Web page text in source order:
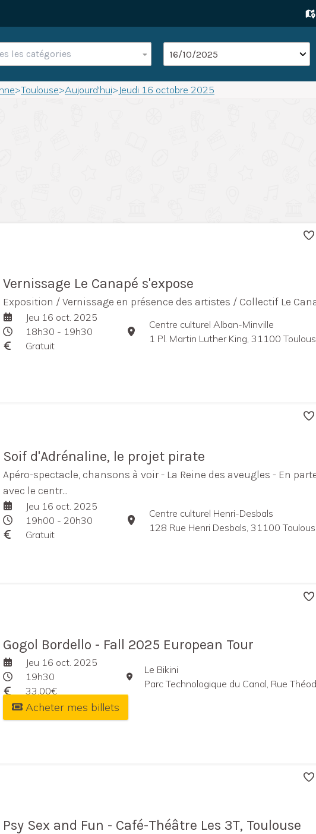
les catégories
>Toulouse>Aujourd'hui> Jeudi 16 octobre 2025
Vernissage Le Canapé s'expose
Exposition / Vernissage en présence des artistes / Collectif Le
Jeu 16 oct. 2025
18h30 - 19h30
Gratuit
Centre culturel Alban-Minville
1 Pl. Martin Luther King, 31100
Soif d'Adrénaline, le projet pirate
Apéro-spectacle, chansons à voir - La Reine des aveugles - En
avec le centr...
Jeu 16 oct. 2025
19h00 - 20h30
Gratuit
Centre culturel Henri-Desbals
128 Rue Henri Desbals, 31100
Gogol Bordello - Fall 2025 European Tour
Jeu 16 oct. 2025
19h30
33,00€
Le Bikini
Parc Technologique du Canal, Rue Théodore Monod, 31520 Ramonville-
Acheter mes billets
Psy Sex and Fun - Café-Théâtre Les 3T, Toulouse